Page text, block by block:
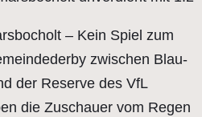
– Kein Spiel zum
zwischen Blau-
der Reserve des VfL
die Zuschauer vom Regen